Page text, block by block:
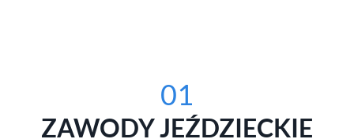
01
ZAWODY JEŹDZIECKIE